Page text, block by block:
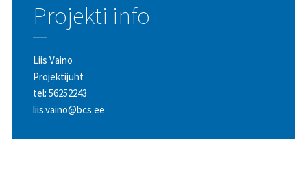
Projekti info
Liis Vaino
Projektijuht
tel: 56252243
liis.vaino@bcs.ee